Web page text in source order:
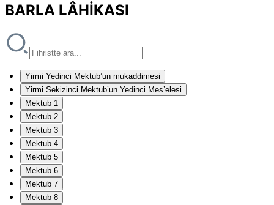
BARLA LÂHİKASI
Yirmi Yedinci Mektub’un mukaddimesi
Yirmi Sekizinci Mektub’un Yedinci Mes’elesi
Mektub 1
Mektub 2
Mektub 3
Mektub 4
Mektub 5
Mektub 6
Mektub 7
Mektub 8